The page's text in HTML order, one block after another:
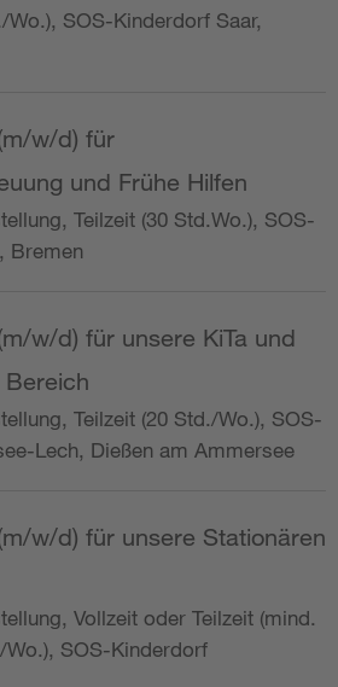
Wo.), SOS-Kinderdorf Saar,
w/d) für
und Frühe Hilfen
Teilzeit (30 Std.Wo.), SOS-
Bremen
w/d) für unsere KiTa und
Teilzeit (20 Std./Wo.), SOS-
Lech, Dießen am Ammersee
w/d) für unsere Stationären
Vollzeit oder Teilzeit (mind.
SOS-Kinderdorf